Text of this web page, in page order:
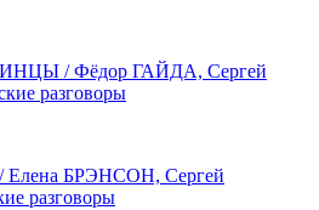
/ Фёдор ГАЙДА, Сергей
разговоры
/ Елена БРЭНСОН, Сергей
разговоры